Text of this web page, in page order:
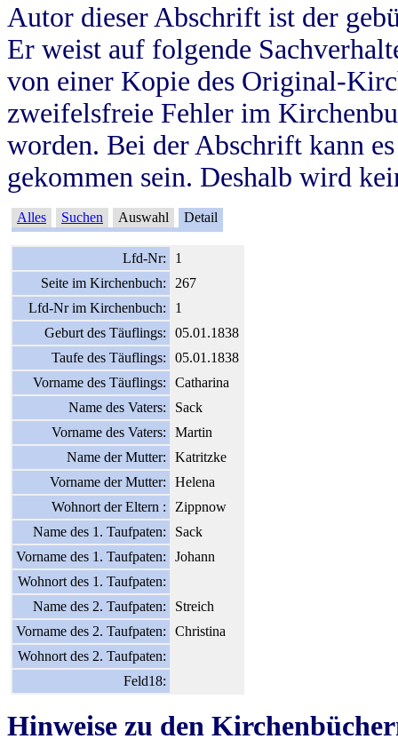
Autor dieser Abschrift ist der
Er weist auf folgende
von einer Kopie des Original-
zweifelsfreie Fehler im
worden. Bei der Abschrift kann
gekommen sein. Deshalb wird
Alles Suchen Auswahl Detail
Lfd-Nr:
1
Seite im Kirchenbuch:
267
Lfd-Nr im Kirchenbuch:
1
Geburt des Täuflings:
05.01.1838
Taufe des Täuflings:
05.01.1838
Vorname des Täuflings:
Catharina
Name des Vaters:
Sack
Vorname des Vaters:
Martin
Name der Mutter:
Katritzke
Vorname der Mutter:
Helena
Wohnort der Eltern :
Zippnow
Name des 1. Taufpaten:
Sack
Vorname des 1. Taufpaten:
Johann
Wohnort des 1. Taufpaten:
Name des 2. Taufpaten:
Streich
Vorname des 2. Taufpaten:
Christina
Wohnort des 2. Taufpaten:
Feld18:
Hinweise zu den